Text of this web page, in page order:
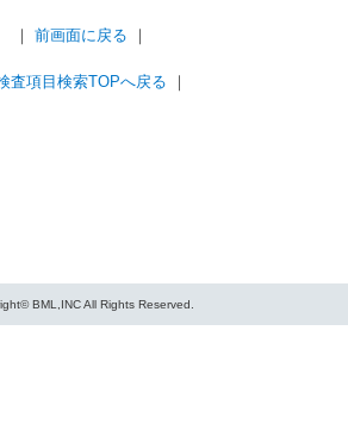
｜ 前画面に戻る ｜
査項目検索TOPへ戻る ｜
BML,INC All Rights Reserved.